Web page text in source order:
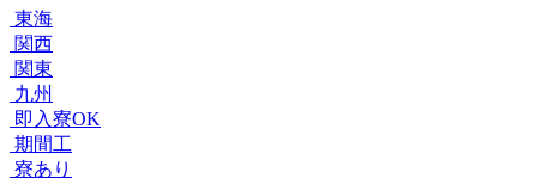
東海
関西
関東
九州
即入寮OK
期間工
寮あり